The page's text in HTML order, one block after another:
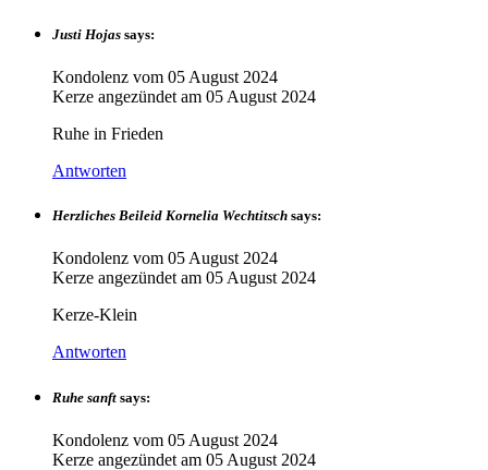
Justi Hojas says:
Kondolenz vom 05 August 2024
Kerze angezündet am 05 August 2024
Ruhe in Frieden
Antworten
Herzliches Beileid Kornelia Wechtitsch says:
Kondolenz vom 05 August 2024
Kerze angezündet am 05 August 2024
Kerze-Klein
Antworten
Ruhe sanft says:
Kondolenz vom 05 August 2024
Kerze angezündet am 05 August 2024